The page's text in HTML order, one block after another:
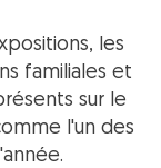
les
familiales et
sur le
l'un des